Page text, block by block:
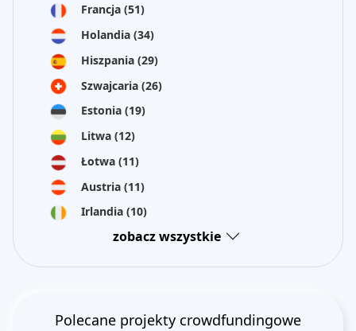
Francja (51)
Holandia (34)
Hiszpania (29)
Szwajcaria (26)
Estonia (19)
Litwa (12)
Łotwa (11)
Austria (11)
Irlandia (10)
zobacz wszystkie
Polecane projekty crowdfundingowe